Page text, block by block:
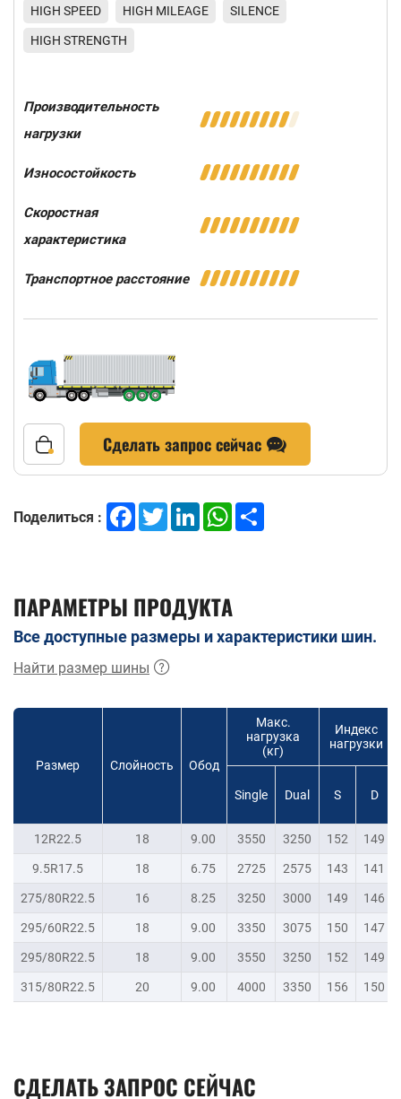
HIGH SPEED HIGH MILEAGE
SILENCE
HIGH STRENGTH
Производительность
нагрузки
Износостойкость
Скоростная
характеристика
Транспортное расстояние
Сделать запрос сейчас
Поделиться : FacebookTwitterLinkedInWhatsApp
ПАРАМЕТРЫ ПРОДУКТА
Все доступные размеры и характеристики шин.
Найти размер шины
Размер Слойность Обод
Макс.
нагрузка
(кг)
Индекс
нагрузки
Single
Dual S D
12R22.5 18 9.00 3550 3250 152
149
9.5R17.5
18 6.75 2725 2575 143
141
275/80R22.5
16 8.25 3250 3000 149
146
295/60R22.5
18 9.00 3350 3075 150
147
295/80R22.5
18 9.00 3550 3250 152
149
315/80R22.5
20 9.00 4000 3350 156 150
СДЕЛАТЬ ЗАПРОС СЕЙЧАС